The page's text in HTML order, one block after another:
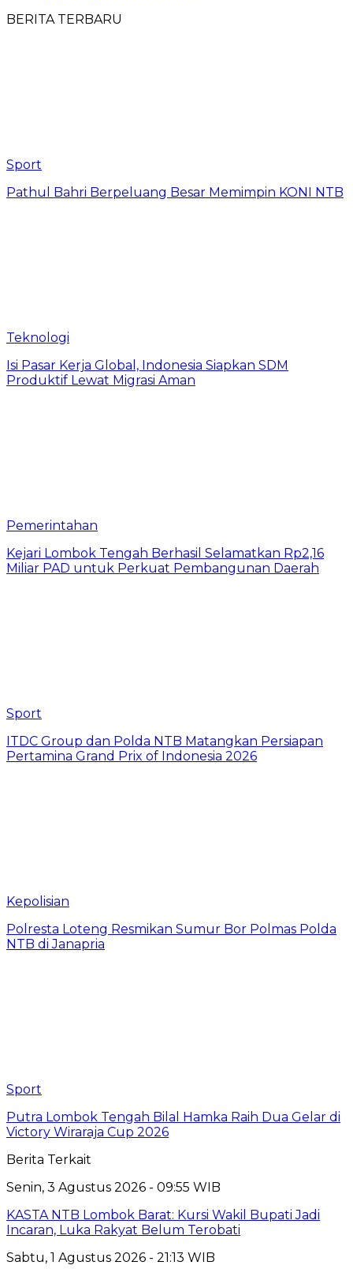
BERITA TERBARU
Sport
Pathul Bahri Berpeluang Besar Memimpin KONI NTB
Teknologi
​Isi Pasar Kerja Global, Indonesia Siapkan SDM
Produktif Lewat Migrasi Aman
Pemerintahan
Kejari Lombok Tengah Berhasil Selamatkan Rp2,16
Miliar PAD untuk Perkuat Pembangunan Daerah
Sport
ITDC Group dan Polda NTB Matangkan Persiapan
Pertamina Grand Prix of Indonesia 2026
Kepolisian
Polresta Loteng Resmikan Sumur Bor Polmas Polda
NTB di Janapria
Sport
Putra Lombok Tengah Bilal Hamka Raih Dua Gelar di
Victory Wiraraja Cup 2026
Berita Terkait
Senin, 3 Agustus 2026 - 09:55 WIB
KASTA NTB Lombok Barat: Kursi Wakil Bupati Jadi
Incaran, Luka Rakyat Belum Terobati
Sabtu, 1 Agustus 2026 - 21:13 WIB